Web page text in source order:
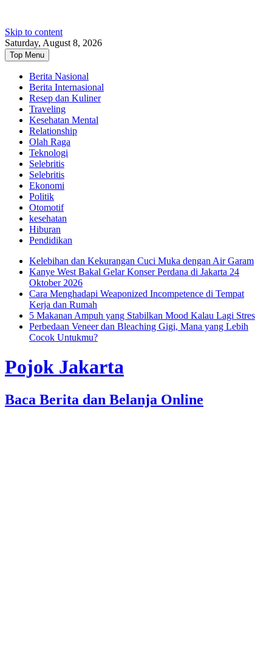
Skip to content
Saturday, August 8, 2026
Top Menu
Berita Nasional
Berita Internasional
Resep dan Kuliner
Traveling
Kesehatan Mental
Relationship
Olah Raga
Teknologi
Selebritis
Selebritis
Ekonomi
Politik
Otomotif
kesehatan
Hiburan
Pendidikan
Kelebihan dan Kekurangan Cuci Muka dengan Air Garam
Kanye West Bakal Gelar Konser Perdana di Jakarta 24
Oktober 2026
Cara Menghadapi Weaponized Incompetence di Tempat
Kerja dan Rumah
5 Makanan Ampuh yang Stabilkan Mood Kalau Lagi Stres
Perbedaan Veneer dan Bleaching Gigi, Mana yang Lebih
Cocok Untukmu?
Pojok Jakarta
Baca Berita dan Belanja Online